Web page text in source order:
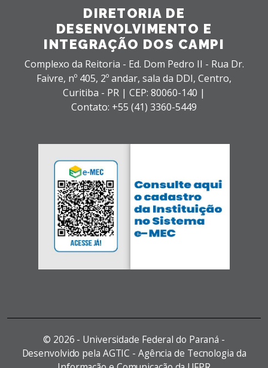
DIRETORIA DE
DESENVOLVIMENTO E
INTEGRAÇÃO DOS CAMPI
Complexo da Reitoria - Ed. Dom Pedro II - Rua Dr.
Faivre, nº 405, 2º andar, sala da DDI, Centro,
Curitiba - PR | CEP: 80060-140 |
Contato: +55 (41) 3360-5449
© 2026 - Universidade Federal do Paraná -
Desenvolvido pela AGTIC - Agência de Tecnologia da